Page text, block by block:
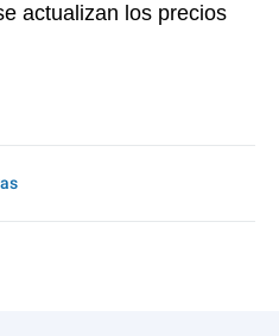
actualizan los precios